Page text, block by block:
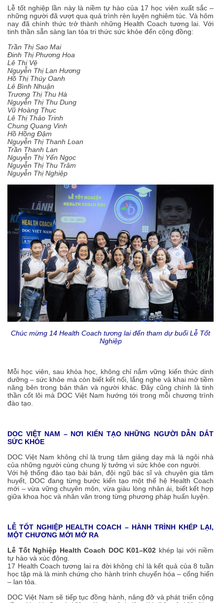
Lễ tốt nghiệp lần này là niềm tự hào của 17 học viên xuất sắc –
những người đã vượt qua quá trình rèn luyện nghiêm túc. Và hôm
nay đã chính thức trở thành những Health Coach tương lai. Với
tinh thần sẵn sàng lan tỏa tri thức sức khỏe đến cộng đồng:
Trần Thị Sao Mai
Đinh Thị Phương Hoa
Lê Thị Vệ
Nguyễn Thị Lan Hương
Hồ Thị Thúy Oanh
Lê Bình Nhuận
Trương Thị Thu Hà
Nguyễn Thị Thu Dung
Vũ Hoàng Thục
Lê Thị Thảo Trinh
Chung Quang Vinh
Hồ Hồng Đậm
Nguyễn Thị Thanh Loan
Trần Thanh Lan
Nguyễn Thị Yến Ngọc
Nguyễn Thị Thu Trâm
Nguyễn Thị Nghiệp
Chúc mừng 14 Health Coach tương lai đến tham dự buổi Lễ Tốt
Nghiệp
Mỗi học viên, sau khóa học, không chỉ nắm vững kiến thức dinh
dưỡng – sức khỏe mà còn biết kết nối, lắng nghe và khai mở tiềm
năng bên trong bản thân và người khác. Đây cũng chính là tinh
thần cốt lõi mà DOC Việt Nam hướng tới trong mỗi chương trình
đào tạo.
DOC VIỆT NAM – NƠI KIẾN TẠO NHỮNG NGƯỜI DẪN DẮT
SỨC KHỎE
DOC Việt Nam không chỉ là trung tâm giảng dạy mà là ngôi nhà
của những người cùng chung lý tưởng vì sức khỏe con người.
Với hệ thống đào tạo bài bản, đội ngũ bác sĩ và chuyên gia tâm
huyết, DOC đang từng bước kiến tạo một thế hệ Health Coach
mới – vừa vững chuyên môn, vừa giàu lòng nhân ái, biết kết hợp
giữa khoa học và nhân văn trong từng phương pháp huấn luyện.
LỄ TỐT NGHIỆP HEALTH COACH – HÀNH TRÌNH KHÉP LẠI,
MỘT CHƯƠNG MỚI MỞ RA
Lễ Tốt Nghiệp Health Coach DOC K01–K02 khép lại với niềm
tự hào và xúc động.
17 Health Coach tương lai ra đời không chỉ là kết quả của 8 tuần
học tập mà là minh chứng cho hành trình chuyển hóa – cống hiến
– lan tỏa.
DOC Việt Nam sẽ tiếp tục đồng hành, nâng đỡ và phát triển cộng